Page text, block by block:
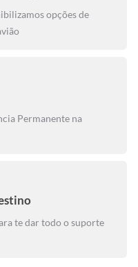
opções de
Permanente na
te dar todo o suporte